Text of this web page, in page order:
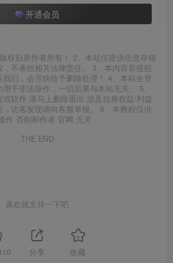
开通会员
权归原作者所有！ 2、本站仅提供信息存储
不承担相关法律责任。 3、本内容若侵犯
们，会尽快给予删除处理！ 4、本站全资
于非法操作，一切后果与本站无关。 5、
或软件 请马上删除退出 涉及自身权益/利益
访客发现请向客服举报。 6、本教程仅供
作 否则和作者 官网 无关
THE END
喜欢就支持一下吧
110 分享 收藏